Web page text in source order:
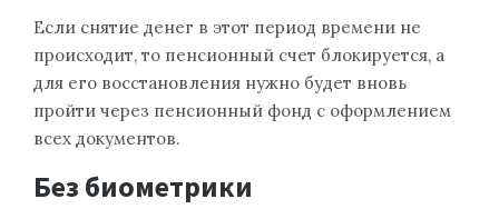
Если снятие денег в этот период времени не
происходит, то пенсионный счет блокируется, а
для его восстановления нужно будет вновь
пройти через пенсионный фонд с оформлением
всех документов.
Без биометрики